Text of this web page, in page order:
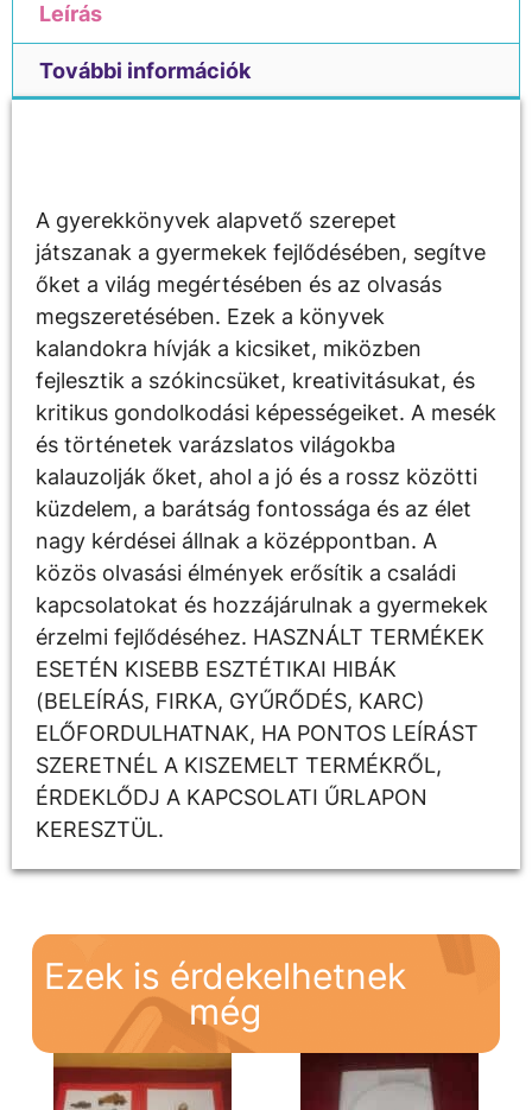
Leírás
További információk
A gyerekkönyvek alapvető szerepet
játszanak a gyermekek fejlődésében, segítve
őket a világ megértésében és az olvasás
megszeretésében. Ezek a könyvek
kalandokra hívják a kicsiket, miközben
fejlesztik a szókincsüket, kreativitásukat, és
kritikus gondolkodási képességeiket. A mesék
és történetek varázslatos világokba
kalauzolják őket, ahol a jó és a rossz közötti
küzdelem, a barátság fontossága és az élet
nagy kérdései állnak a középpontban. A
közös olvasási élmények erősítik a családi
kapcsolatokat és hozzájárulnak a gyermekek
érzelmi fejlődéséhez. HASZNÁLT TERMÉKEK
ESETÉN KISEBB ESZTÉTIKAI HIBÁK
(BELEÍRÁS, FIRKA, GYŰRŐDÉS, KARC)
ELŐFORDULHATNAK, HA PONTOS LEÍRÁST
SZERETNÉL A KISZEMELT TERMÉKRŐL,
ÉRDEKLŐDJ A KAPCSOLATI ŰRLAPON
KERESZTÜL.
Ezek is érdekelhetnek
még